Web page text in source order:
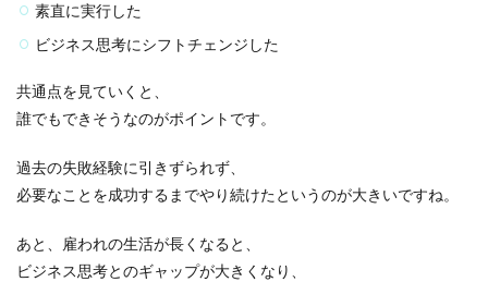
素直に実行した
ビジネス思考にシフトチェンジした
共通点を見ていくと、
誰でもできそう なのがポイントです。
過去の失敗経験に引きずられず、
必要なことを成功するまでやり続けたというのが大きいですね。
あと、雇われの生活が長くなると、
ビジネス思考とのギャップが大きくなり、